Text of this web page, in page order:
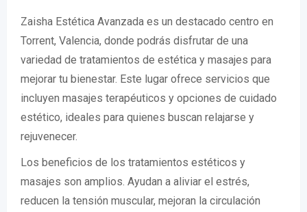
Zaisha Estética Avanzada es un destacado centro en
Torrent, Valencia, donde podrás disfrutar de una
variedad de tratamientos de estética y masajes para
mejorar tu bienestar. Este lugar ofrece servicios que
incluyen masajes terapéuticos y opciones de cuidado
estético, ideales para quienes buscan relajarse y
rejuvenecer.
Los beneficios de los tratamientos estéticos y
masajes son amplios. Ayudan a aliviar el estrés,
reducen la tensión muscular, mejoran la circulación